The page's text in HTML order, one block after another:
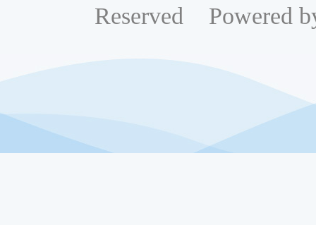
Reserved Powered